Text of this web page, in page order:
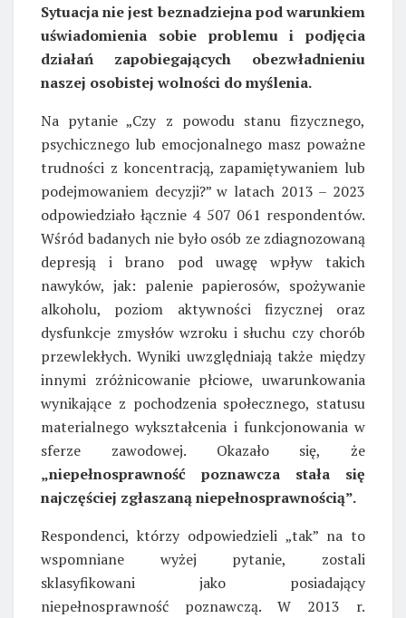
Sytuacja nie jest beznadziejna pod warunkiem
uświadomienia sobie problemu i podjęcia
działań zapobiegających obezwładnieniu
naszej osobistej wolności do myślenia.
Na pytanie „Czy z powodu stanu fizycznego,
psychicznego lub emocjonalnego masz poważne
trudności z koncentracją, zapamiętywaniem lub
podejmowaniem decyzji?” w latach 2013 – 2023
odpowiedziało łącznie 4 507 061 respondentów.
Wśród badanych nie było osób ze zdiagnozowaną
depresją i brano pod uwagę wpływ takich
nawyków, jak: palenie papierosów, spożywanie
alkoholu, poziom aktywności fizycznej oraz
dysfunkcje zmysłów wzroku i słuchu czy chorób
przewlekłych. Wyniki uwzględniają także między
innymi zróżnicowanie płciowe, uwarunkowania
wynikające z pochodzenia społecznego, statusu
materialnego wykształcenia i funkcjonowania w
sferze zawodowej. Okazało się, że
„niepełnosprawność poznawcza stała się
najczęściej zgłaszaną niepełnosprawnością”.
Respondenci, którzy odpowiedzieli „tak” na to
wspomniane wyżej pytanie, zostali
sklasyfikowani jako posiadający
niepełnosprawność poznawczą. W 2013 r.